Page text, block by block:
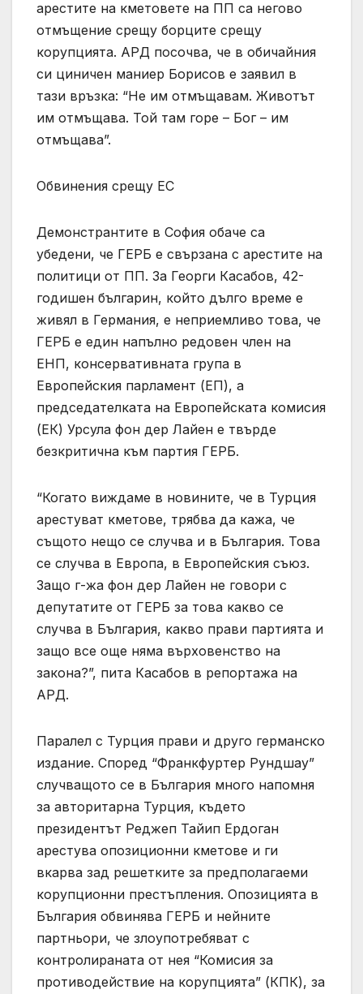
арестите на кметовете на ПП са негово
отмъщение срещу борците срещу
корупцията. АРД посочва, че в обичайния
си циничен маниер Борисов е заявил в
тази връзка: “Не им отмъщавам. Животът
им отмъщава. Той там горе – Бог – им
отмъщава”.
Обвинения срещу ЕС
Демонстрантите в София обаче са
убедени, че ГЕРБ е свързана с арестите на
политици от ПП. За Георги Касабов, 42-
годишен българин, който дълго време е
живял в Германия, е неприемливо това, че
ГЕРБ е един напълно редовен член на
ЕНП, консервативната група в
Европейския парламент (ЕП), а
председателката на Европейската комисия
(ЕК) Урсула фон дер Лайен е твърде
безкритична към партия ГЕРБ.
“Когато виждаме в новините, че в Турция
арестуват кметове, трябва да кажа, че
същото нещо се случва и в България. Това
се случва в Европа, в Европейския съюз.
Защо г-жа фон дер Лайен не говори с
депутатите от ГЕРБ за това какво се
случва в България, какво прави партията и
защо все още няма върховенство на
закона?”, пита Касабов в репортажа на
АРД.
Паралел с Турция прави и друго германско
издание. Според “Франкфуртер Рундшау”
случващото се в България много напомня
за авторитарна Турция, където
президентът Реджеп Тайип Ердоган
арестува опозиционни кметове и ги
вкарва зад решетките за предполагаеми
корупционни престъпления. Опозицията в
България обвинява ГЕРБ и нейните
партньори, че злоупотребяват с
контролираната от нея “Комисия за
противодействие на корупцията” (КПК), за